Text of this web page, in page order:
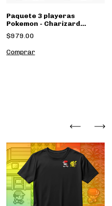
Paquete 3 playeras
Pokemon - Charizard
blastoise venasaur
$979.00
Comprar